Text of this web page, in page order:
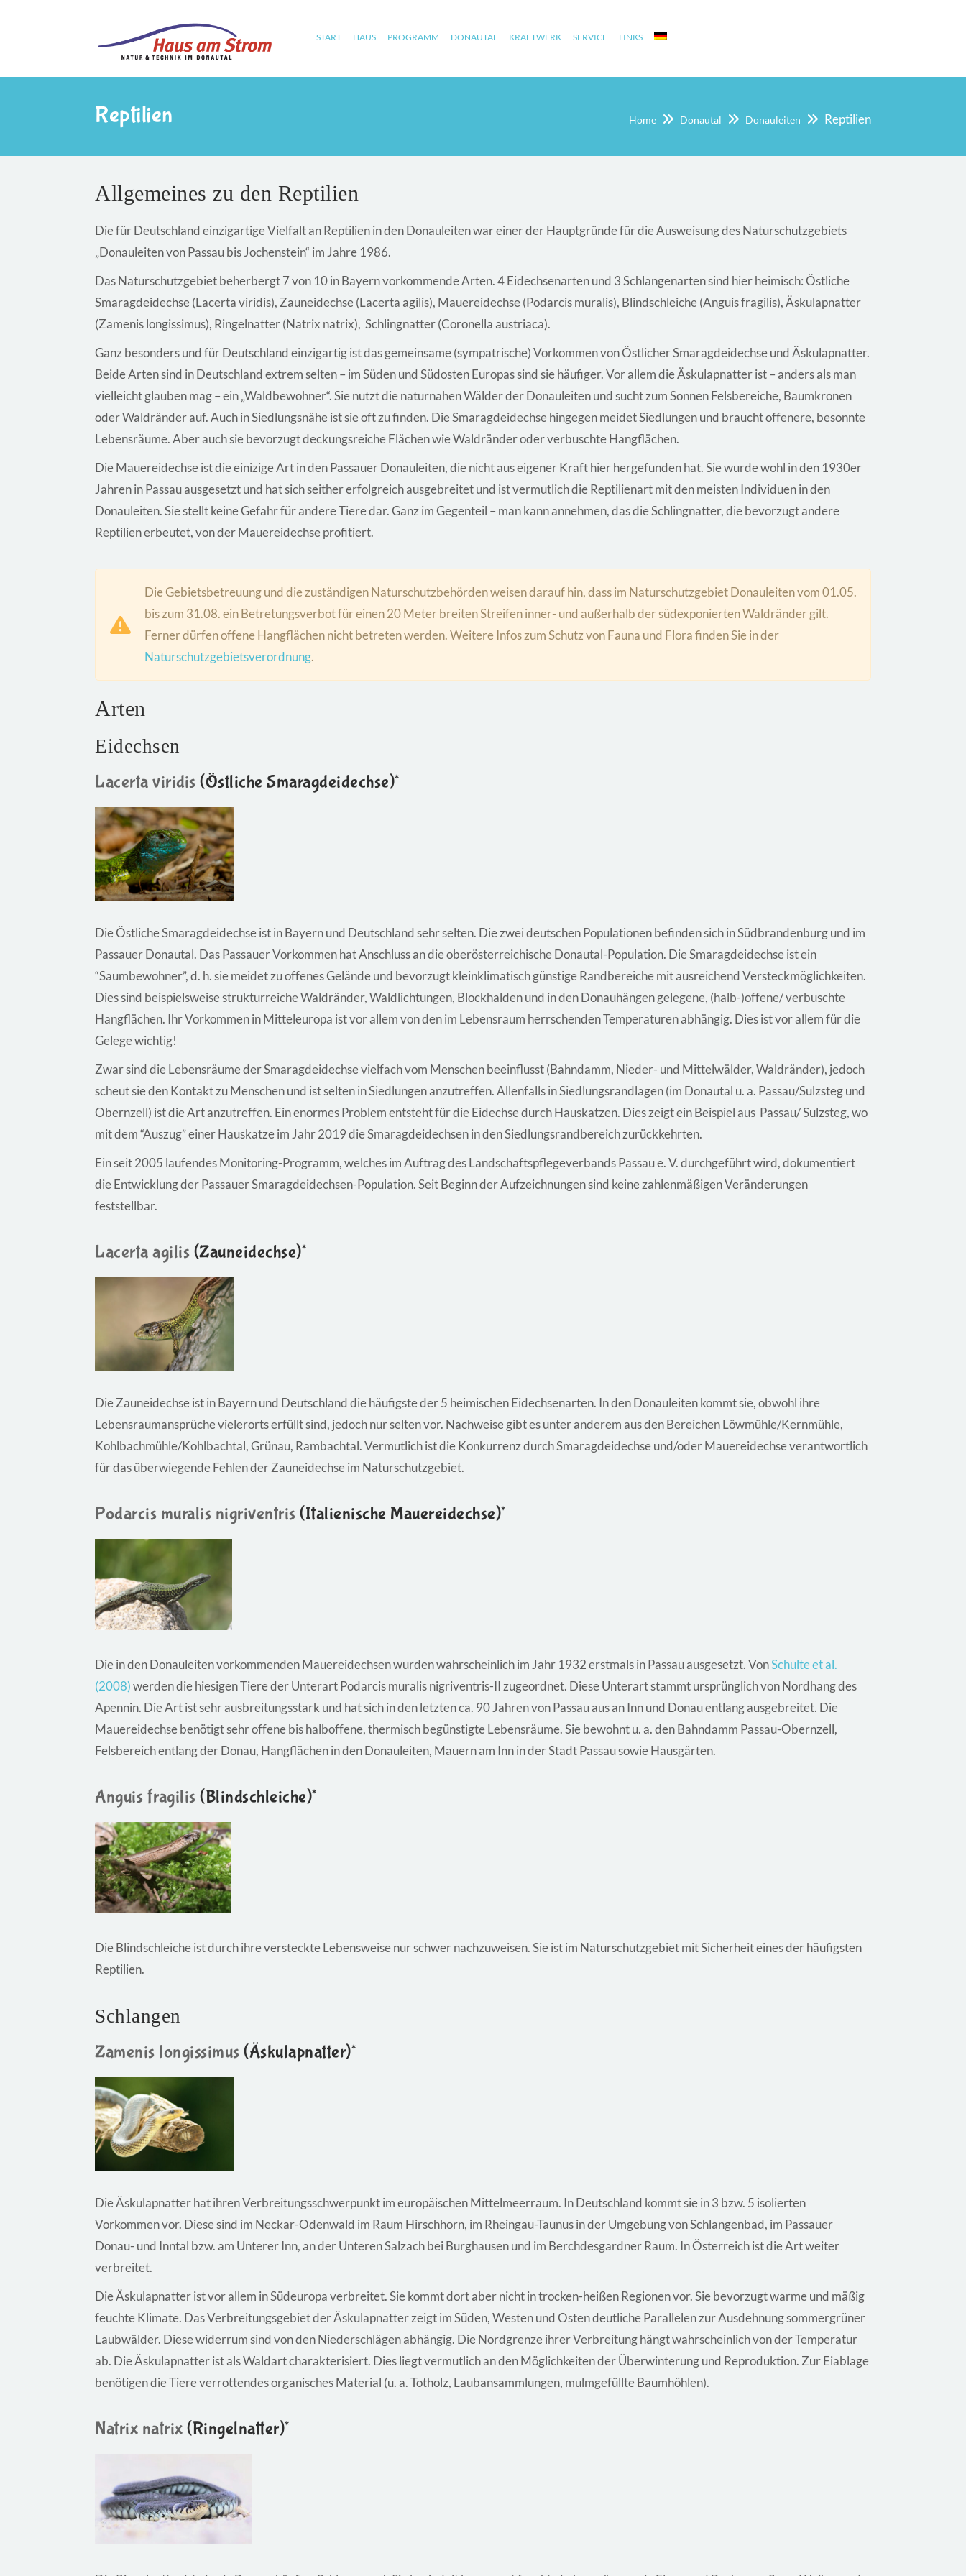
START HAUS PROGRAMM DONAUTAL KRAFTWERK SERVICE LINKS
Reptilien Home Donautal Donauleiten Reptilien
Allgemeines zu den Reptilien
Die für Deutschland einzigartige Vielfalt an Reptilien in den Donauleiten war einer der Hauptgründe für die Ausweisung des Naturschutzgebiets
„Donauleiten von Passau bis Jochenstein“ im Jahre 1986.
Das Naturschutzgebiet beherbergt 7 von 10 in Bayern vorkommende Arten. 4 Eidechsenarten und 3 Schlangenarten sind hier heimisch: Östliche
Smaragdeidechse (Lacerta viridis), Zauneidechse (Lacerta agilis), Mauereidechse (Podarcis muralis), Blindschleiche (Anguis fragilis), Äskulapnatter
(Zamenis longissimus), Ringelnatter (Natrix natrix), Schlingnatter (Coronella austriaca).
Ganz besonders und für Deutschland einzigartig ist das gemeinsame (sympatrische) Vorkommen von Östlicher Smaragdeidechse und Äskulapnatter.
Beide Arten sind in Deutschland extrem selten – im Süden und Südosten Europas sind sie häufiger. Vor allem die Äskulapnatter ist – anders als man
vielleicht glauben mag – ein „Waldbewohner“. Sie nutzt die naturnahen Wälder der Donauleiten und sucht zum Sonnen Felsbereiche, Baumkronen
oder Waldränder auf. Auch in Siedlungsnähe ist sie oft zu finden. Die Smaragdeidechse hingegen meidet Siedlungen und braucht offenere, besonnte
Lebensräume. Aber auch sie bevorzugt deckungsreiche Flächen wie Waldränder oder verbuschte Hangflächen.
Die Mauereidechse ist die einizige Art in den Passauer Donauleiten, die nicht aus eigener Kraft hier hergefunden hat. Sie wurde wohl in den 1930er
Jahren in Passau ausgesetzt und hat sich seither erfolgreich ausgebreitet und ist vermutlich die Reptilienart mit den meisten Individuen in den
Donauleiten. Sie stellt keine Gefahr für andere Tiere dar. Ganz im Gegenteil – man kann annehmen, das die Schlingnatter, die bevorzugt andere
Reptilien erbeutet, von der Mauereidechse profitiert.
Die Gebietsbetreuung und die zuständigen Naturschutzbehörden weisen darauf hin, dass im Naturschutzgebiet Donauleiten vom 01.05.
bis zum 31.08. ein Betretungsverbot für einen 20 Meter breiten Streifen inner- und außerhalb der südexponierten Waldränder gilt.
Ferner dürfen offene Hangflächen nicht betreten werden. Weitere Infos zum Schutz von Fauna und Flora finden Sie in der
Naturschutzgebietsverordnung.
Arten
Eidechsen
Lacerta viridis (Östliche Smaragdeidechse)*
Die Östliche Smaragdeidechse ist in Bayern und Deutschland sehr selten. Die zwei deutschen Populationen befinden sich in Südbrandenburg und im
Passauer Donautal. Das Passauer Vorkommen hat Anschluss an die oberösterreichische Donautal-Population. Die Smaragdeidechse ist ein
“Saumbewohner”, d. h. sie meidet zu offenes Gelände und bevorzugt kleinklimatisch günstige Randbereiche mit ausreichend Versteckmöglichkeiten.
Dies sind beispielsweise strukturreiche Waldränder, Waldlichtungen, Blockhalden und in den Donauhängen gelegene, (halb-)offene/ verbuschte
Hangflächen. Ihr Vorkommen in Mitteleuropa ist vor allem von den im Lebensraum herrschenden Temperaturen abhängig. Dies ist vor allem für die
Gelege wichtig!
Zwar sind die Lebensräume der Smaragdeidechse vielfach vom Menschen beeinflusst (Bahndamm, Nieder- und Mittelwälder, Waldränder), jedoch
scheut sie den Kontakt zu Menschen und ist selten in Siedlungen anzutreffen. Allenfalls in Siedlungsrandlagen (im Donautal u. a. Passau/Sulzsteg und
Obernzell) ist die Art anzutreffen. Ein enormes Problem entsteht für die Eidechse durch Hauskatzen. Dies zeigt ein Beispiel aus Passau/ Sulzsteg, wo
mit dem “Auszug” einer Hauskatze im Jahr 2019 die Smaragdeidechsen in den Siedlungsrandbereich zurückkehrten.
Ein seit 2005 laufendes Monitoring-Programm, welches im Auftrag des Landschaftspflegeverbands Passau e. V. durchgeführt wird, dokumentiert
die Entwicklung der Passauer Smaragdeidechsen-Population. Seit Beginn der Aufzeichnungen sind keine zahlenmäßigen Veränderungen
feststellbar.
Lacerta agilis (Zauneidechse)*
Die Zauneidechse ist in Bayern und Deutschland die häufigste der 5 heimischen Eidechsenarten. In den Donauleiten kommt sie, obwohl ihre
Lebensraumansprüche vielerorts erfüllt sind, jedoch nur selten vor. Nachweise gibt es unter anderem aus den Bereichen Löwmühle/Kernmühle,
Kohlbachmühle/Kohlbachtal, Grünau, Rambachtal. Vermutlich ist die Konkurrenz durch Smaragdeidechse und/oder Mauereidechse verantwortlich
für das überwiegende Fehlen der Zauneidechse im Naturschutzgebiet.
Podarcis muralis nigriventris (Italienische Mauereidechse)*
Die in den Donauleiten vorkommenden Mauereidechsen wurden wahrscheinlich im Jahr 1932 erstmals in Passau ausgesetzt. VonSchulte et al.
(2008)werden die hiesigen Tiere der Unterart Podarcis muralis nigriventris-II zugeordnet. Diese Unterart stammt ursprünglich von Nordhang des
Apennin. Die Art ist sehr ausbreitungsstark und hat sich in den letzten ca. 90 Jahren von Passau aus an Inn und Donau entlang ausgebreitet. Die
Mauereidechse benötigt sehr offene bis halboffene, thermisch begünstigte Lebensräume. Sie bewohnt u. a. den Bahndamm Passau-Obernzell,
Felsbereich entlang der Donau, Hangflächen in den Donauleiten, Mauern am Inn in der Stadt Passau sowie Hausgärten.
Anguis fragilis (Blindschleiche)*
Die Blindschleiche ist durch ihre versteckte Lebensweise nur schwer nachzuweisen. Sie ist im Naturschutzgebiet mit Sicherheit eines der häufigsten
Reptilien.
Schlangen
Zamenis longissimus (Äskulapnatter)*
Die Äskulapnatter hat ihren Verbreitungsschwerpunkt im europäischen Mittelmeerraum. In Deutschland kommt sie in 3 bzw. 5 isolierten
Vorkommen vor. Diese sind im Neckar-Odenwald im Raum Hirschhorn, im Rheingau-Taunus in der Umgebung von Schlangenbad, im Passauer
Donau- und Inntal bzw. am Unterer Inn, an der Unteren Salzach bei Burghausen und im Berchdesgardner Raum. In Österreich ist die Art weiter
verbreitet.
Die Äskulapnatter ist vor allem in Südeuropa verbreitet. Sie kommt dort aber nicht in trocken-heißen Regionen vor. Sie bevorzugt warme und mäßig
feuchte Klimate. Das Verbreitungsgebiet der Äskulapnatter zeigt im Süden, Westen und Osten deutliche Parallelen zur Ausdehnung sommergrüner
Laubwälder. Diese widerrum sind von den Niederschlägen abhängig. Die Nordgrenze ihrer Verbreitung hängt wahrscheinlich von der Temperatur
ab. Die Äskulapnatter ist als Waldart charakterisiert. Dies liegt vermutlich an den Möglichkeiten der Überwinterung und Reproduktion. Zur Eiablage
benötigen die Tiere verrottendes organisches Material (u. a. Totholz, Laubansammlungen, mulmgefüllte Baumhöhlen).
Natrix natrix (Ringelnatter)*